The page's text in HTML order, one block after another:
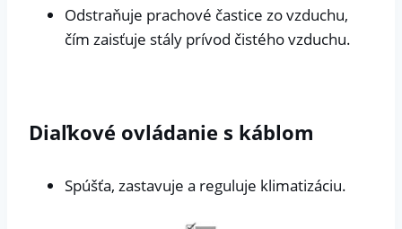
Odstraňuje prachové častice zo vzduchu,
čím zaisťuje stály prívod čistého vzduchu.
Diaľkové ovládanie s káblom
Spúšťa, zastavuje a reguluje klimatizáciu.